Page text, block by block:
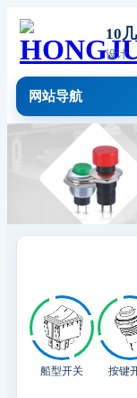
10
设计
网站导航
船型开关 按键